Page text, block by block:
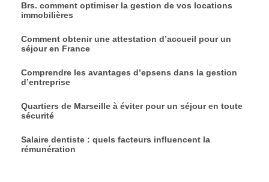
Brs. comment optimiser la gestion de vos locations
immobilières
Comment obtenir une attestation d’accueil pour un
séjour en France
Comprendre les avantages d’epsens dans la gestion
d’entreprise
Quartiers de Marseille à éviter pour un séjour en toute
sécurité
Salaire dentiste : quels facteurs influencent la
rémunération